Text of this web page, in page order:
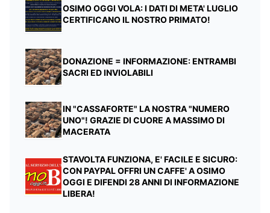
OSIMO OGGI VOLA: I DATI DI META' LUGLIO
CERTIFICANO IL NOSTRO PRIMATO!
DONAZIONE = INFORMAZIONE: ENTRAMBI
SACRI ED INVIOLABILI
IN "CASSAFORTE" LA NOSTRA "NUMERO
UNO"! GRAZIE DI CUORE A MASSIMO DI
MACERATA
STAVOLTA FUNZIONA, E' FACILE E SICURO:
CON PAYPAL OFFRI UN CAFFE' A OSIMO
OGGI E DIFENDI 28 ANNI DI INFORMAZIONE
LIBERA!